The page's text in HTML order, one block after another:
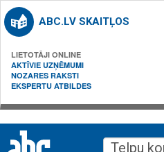
ABC.LV SKAITĻOS
LIETOTĀJI ONLINE
AKTĪVIE UZŅĒMUMI
NOZARES RAKSTI
EKSPERTU ATBILDES